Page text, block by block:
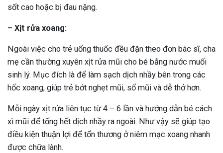
sốt cao hoặc bị đau nặng.
– Xịt rửa xoang:
Ngoài việc cho trẻ uống thuốc đều đặn theo đơn bác sĩ, cha
mẹ cần thường xuyên xịt rửa mũi cho bé bằng nước muối
sinh lý. Mục đích là để làm sạch dịch nhầy bên trong các
hốc xoang, giúp trẻ bớt nghẹt mũi, sổ mũi và dễ thở hơn.
Mỗi ngày xịt rửa liên tục từ 4 – 6 lần và hướng dẫn bé cách
xì mũi để tống hết dịch nhầy ra ngoài. Như vậy sẽ giúp tạo
điều kiện thuận lợi để tổn thương ở niêm mạc xoang nhanh
được chữa lành.